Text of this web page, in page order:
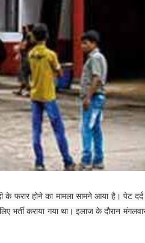
के फरार होने का मामला सामने आया है। पेट
भर्ती कराया गया था। इलाज के दौरान